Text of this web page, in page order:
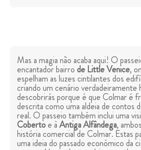
Mas a magia não acaba aqui! O
encantador bairrode Little Venice,
espelham as luzes cintilantes dos
criando um cenário verdadeiramente
descobrirás porque é que Colmar é
descrita como uma aldeia de contos
real. O passeio também inclui uma
Cobertoe àAntiga Alfândega,
história comercial de Colmar. Estas
uma ideia do passado económico da